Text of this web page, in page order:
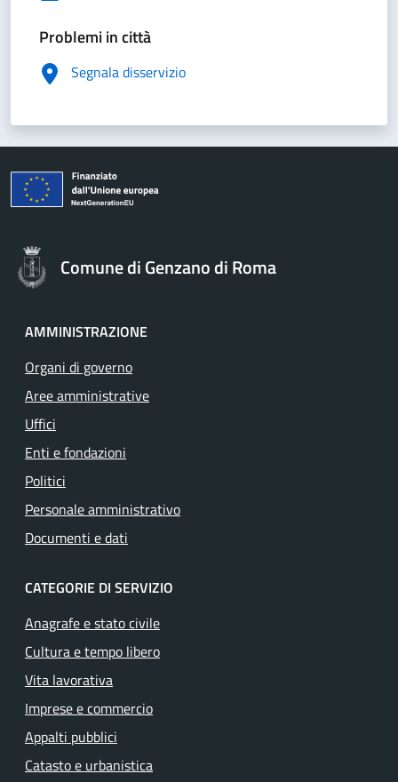
Problemi in città
Segnala disservizio
Comune di Genzano di Roma
AMMINISTRAZIONE
Organi di governo
Aree amministrative
Uffici
Enti e fondazioni
Politici
Personale amministrativo
Documenti e dati
CATEGORIE DI SERVIZIO
Anagrafe e stato civile
Cultura e tempo libero
Vita lavorativa
Imprese e commercio
Appalti pubblici
Catasto e urbanistica